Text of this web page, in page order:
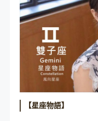
【星座物語】